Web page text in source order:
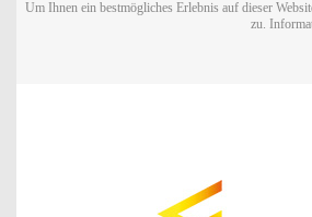
Um Ihnen ein bestmögliches Erlebnis auf dieser
zu.